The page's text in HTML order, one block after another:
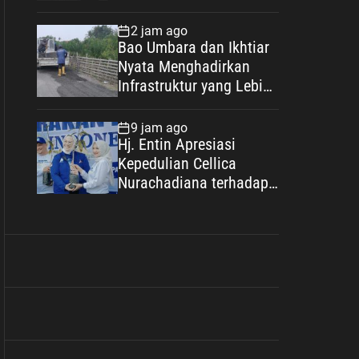
Rp2,085 Miliar Disorot
2 jam ago
Bao Umbara dan Ikhtiar
Nyata Menghadirkan
Infrastruktur yang Lebih
Karangsari
9 jam ago
Hj. Entin Apresiasi
Kepedulian Cellica
Nurachadiana terhadap